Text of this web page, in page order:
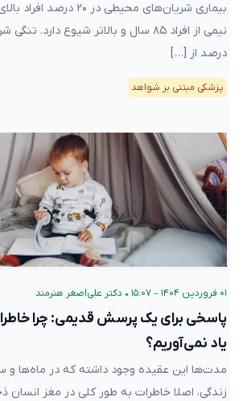
درصد از […]
پزشکی مبتنی بر شواهد
۰۱ فروردین ۱۴۰۴ – ۱۵:۰۷ • دکتر علی‌اصغر هنرمند
پاسخی برای یک پرسش قدیمی: چرا
یاد نمی‌آوریم؟
مدت‌ها این عقیده وجود داشته که در ماه‌ها و
زندگی، اصلا خاطرات به طور کلی در مغز انسان